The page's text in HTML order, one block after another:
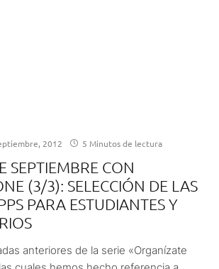
2012 5 Minutos de lectura
SEPTIEMBRE CON
(3/3): SELECCIÓN DE LAS
PARA ESTUDIANTES Y
anteriores de la serie «Organízate